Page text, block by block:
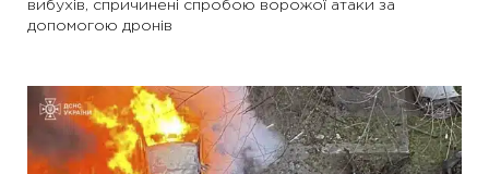
вибухів, спричинені спробою ворожої атаки за
допомогою дронів